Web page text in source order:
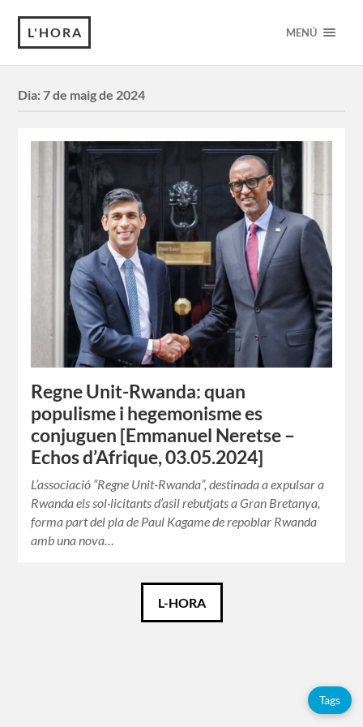
L'HORA MENÚ
Dia:7 de maig de 2024
Regne Unit-Rwanda: quan
populisme i hegemonisme es
conjuguen [Emmanuel Neretse –
Echos d’Afrique, 03.05.2024]
L’associació “Regne Unit-Rwanda”, destinada a expulsar a
Rwanda els sol·licitants d’asil rebutjats a Gran Bretanya,
forma part del pla de Paul Kagame de repoblar Rwanda
amb una nova…
L-HORA
Tags